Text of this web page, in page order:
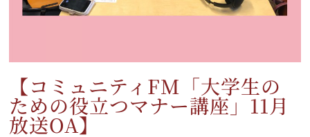
【コミュニティFM「大学生の
ための役立つマナー講座」11月
放送OA】